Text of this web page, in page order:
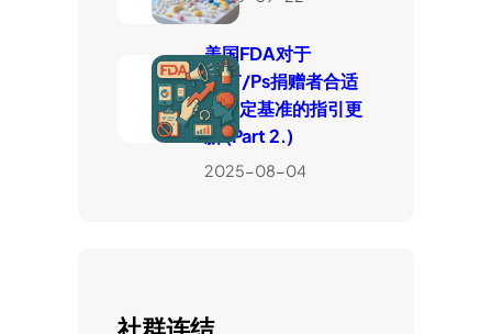
美国FDA对于
HCT/Ps捐赠者合适
性判定基准的指引更
新 (Part 2.)
2025-08-04
社群连结